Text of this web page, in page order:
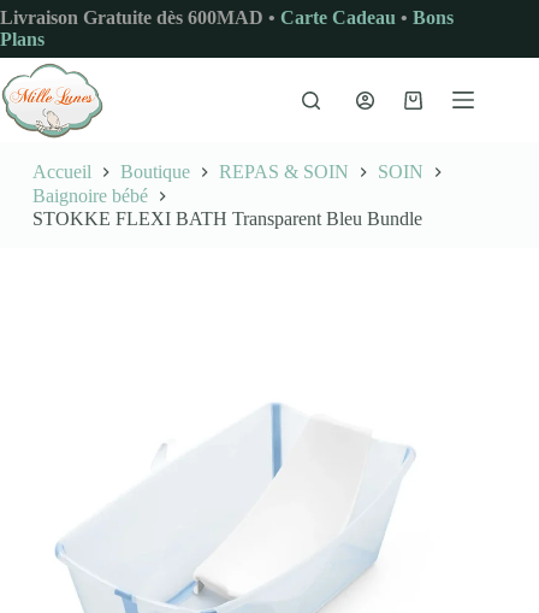
Passer
au
contenu
Livraison Gratuite dès 600MAD • Carte Cadeau • Bons
Plans
Panier
Accueil Boutique REPAS & SOIN
SOIN
Baignoire bébé
STOKKE FLEXI BATH Transparent Bleu Bundle